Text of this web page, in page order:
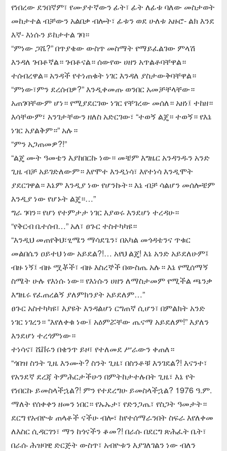
የነበረው ደንበኛም፣ የሙያተኛውን ፊት፣ ፊት ለፊቱ ባለው መስታወት
መከታተል ብቻውን አልበቃ ብሎት፣ ፊቱን ወደ ሁለቱ አዙሮ- ልክ እንደ
እኛ- እነሱን ይከታተል ገባ።
“ምነው ጋሼ?” በጥያቄው ውስጥ መስማት የማይፈልገው ምላሽ
እንዳለ ገብቶኛል። ገብቶናል። ሰውየው ሀዘን አጥልቶባቸዋል።
ተሰብረዋል። አንዳች የተነጠቁት ነገር እንዳለ ያስታውቅባቸዋል።
“ምነው፣ምን ደረሰብዎ?” እንዲቀመጡ ወንበር አመቻቸላቸው።
አጠገባቸውም ሆነ። የሚያደርገው ነገር የቸገረው መሰለ። አዘነ፤ ተከዘ።
እሳቸውም፣ አንገታቸውን ዘለስ አድርገው፣ “ተወኝ ልጄ። ተወኝ። የእኔ
ነገር አያልቅም።” አሉ።
“ምን አጋጠመዎ?!”
“ልጄ ሙት ዓመቴን እያከበርኩ ነው። መቼም እግዜር አንዳንዱን አንድ
ጊዜ ብቻ አይገድለውም። እየሞተ እንዲነሳ፣ እየተነሳ እንዲሞት
ያደርገዋል። እኔም እንዲያ ነው የሆንኩት። እኔ ብቻ ሳልሆን መሰሎቼም
እንዲያ ነው የሆኑት ልጄ።…”
ግራ ገባን። የሆነ የተምታታ ነገር እያወሩ እንደሆነ ተረዳሁ።
“የቅርብ ቤተሰብ…” አለ፣ ፀጉር ተስተካካዩ።
“እንዲህ መጠየቅህ፣ፂሜን ማሳደጌን፣ በአካል መጎዳቴንና ጥቁር
መልበሴን ዐይተህ ነው አይደል?!… አየህ ልጄ! እኔ አንድ አይደለሁም፤
ብዙ ነኝ፤ ብዙ ሟቾች፣ ብዙ እስረኞች በውስጤ አሉ። እኔ የሚሰማኝ
ስሜት ሁሉ የእነሱ ነው። የእነሱን ሀዘን ለማስታመም የሚችል ጫንቃ
እግዜሩ የፈጠረልኝ ያለምክንያት አይደለም…”
ፀጉር አስተካካዩ፣ እያዩት እንዳልሆነ ርግጠኛ ሲሆን፣ በምልክት አንድ
ነገር ነገረን። “እየለቀቁ ነው፤ አዕምሯቸው ጤናማ አይደለም!” እያለን
እንደሆነ ተረጎምነው።
ተነሳና፣ ሼቨሩን በቄንጥ ይዞ፣ የተለመደ ሥራውን ቀጠለ።
“ጎበዝ ስንት ጊዜ እንሙት? ስንት ጊዜ፣ በስንቶቹ እንገደል?! እናንተ፣
የአንደኛ ደረጃ ትምሕርታችሁን በምትከታተሉበት ጊዜ፣ እኔ የት
የነበርኩ ይመስላችኋል?! ምን የተደረግሁ ይመስላችኋል? 1976 ዓ.ም.
ማለት የሰቀቀን ዘመን ነበር። የኡኡታ፣ የድንጋጤ፣ የስጋት ዓመታት።
ደርግ የአብዮቱ ጠላቶች ናችሁ ብሎ፣ ከየተሰማራንበት ስፍራ እየለቀመ
ለእስር ሲዳርገን፣ ማን ከጎናችን ቆመ?! በራሱ በደርግ ጽሕፈት ቤት፣
በራሱ ሕዝባዊ ድርጅት ውስጥ፣ አብዮቱን እያገለገልን ነው ብለን